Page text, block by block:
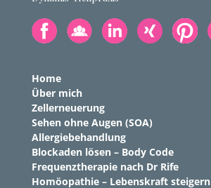
Home
Über mich
Zellerneuerung
Sehen ohne Augen (SOA)
Allergiebehandlung
Blockaden lösen – Body Code
Frequenztherapie nach Dr Rife
Homöopathie – Lebenskraft steigern